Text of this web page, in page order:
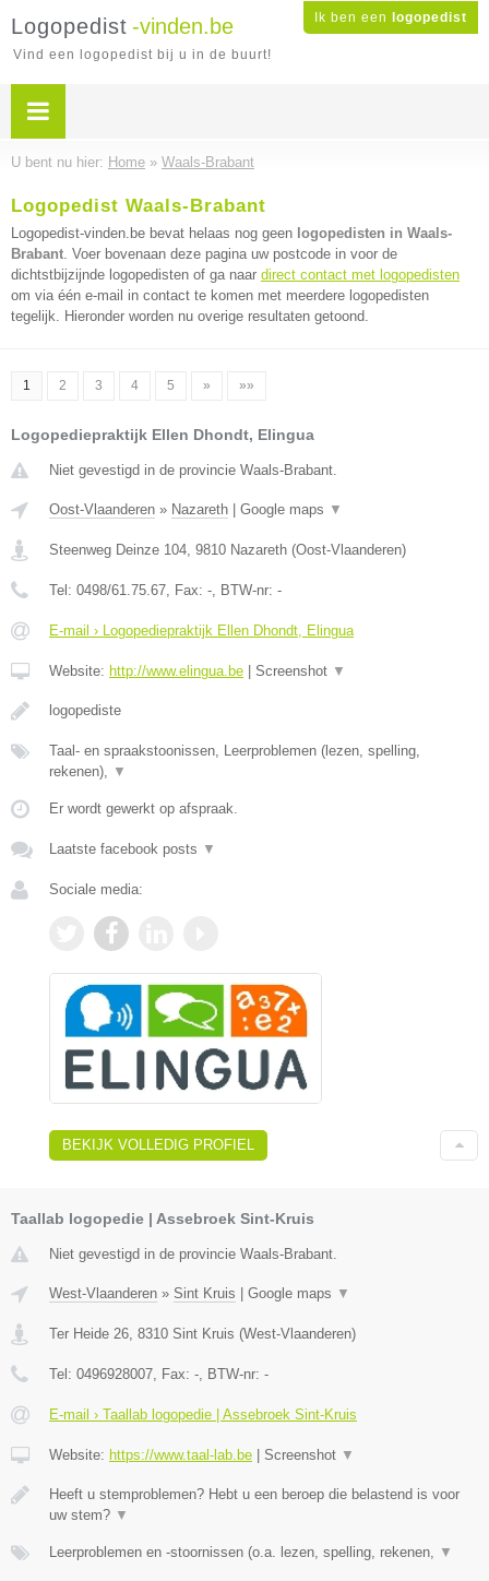
Ik ben een logopedist
Logopedist -vinden.be
Vind een logopedist bij u in de buurt!
U bent nu hier: Home » Waals-Brabant
Logopedist Waals-Brabant
Logopedist-vinden.be bevat helaas nog geen logopedisten in Waals-
Brabant. Voer bovenaan deze pagina uw postcode in voor de
dichtstbijzijnde logopedisten of ga naar direct contact met logopedisten
om via één e-mail in contact te komen met meerdere logopedisten
tegelijk. Hieronder worden nu overige resultaten getoond.
1 2 3 4 5 » »»
Logopediepraktijk Ellen Dhondt, Elingua
Niet gevestigd in de provincie Waals-Brabant.
Oost-Vlaanderen » Nazareth Google maps ▼
Steenweg Deinze 104, 9810 Nazareth (Oost-Vlaanderen)
Tel: 0498/61.75.67, Fax: -, BTW-nr: -
E-mail › Logopediepraktijk Ellen Dhondt, Elingua
Website: http://www.elingua.be Screenshot ▼
logopediste
Taal- en spraakstoonissen, Leerproblemen (lezen, spelling,
rekenen), ▼
Er wordt gewerkt op afspraak.
Laatste facebook posts ▼
Sociale media:
BEKIJK VOLLEDIG PROFIEL
Taallab logopedie | Assebroek Sint-Kruis
Niet gevestigd in de provincie Waals-Brabant.
West-Vlaanderen » Sint Kruis Google maps ▼
Ter Heide 26, 8310 Sint Kruis (West-Vlaanderen)
Tel: 0496928007, Fax: -, BTW-nr: -
E-mail › Taallab logopedie | Assebroek Sint-Kruis
Website: https://www.taal-lab.be Screenshot ▼
Heeft u stemproblemen? Hebt u een beroep die belastend is voor
uw stem? ▼
Leerproblemen en -stoornissen (o.a. lezen, spelling, rekenen, ▼